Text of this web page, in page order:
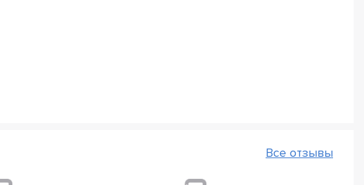
Все отзывы